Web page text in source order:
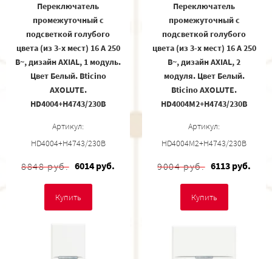
Переключатель
промежуточный с
подсветкой голубого
цвета (из 3-х мест) 16 А 250
В~, дизайн AXIAL, 1 модуль.
Цвет Белый. Bticino
AXOLUTE.
HD4004+H4743/230B
Артикул:
HD4004+H4743/230B
8848 руб. 6014 руб.
Купить
Переключатель
промежуточный с
подсветкой голубого
цвета (из 3-х мест) 16 А 250
В~, дизайн AXIAL, 2
модуля. Цвет Белый.
Bticino AXOLUTE.
HD4004M2+H4743/230B
Артикул:
HD4004M2+H4743/230B
9004 руб. 6113 руб.
Купить